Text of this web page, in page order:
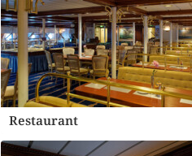
Restaurant